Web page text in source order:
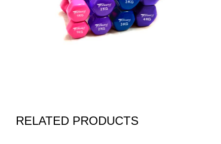
RELATED PRODUCTS